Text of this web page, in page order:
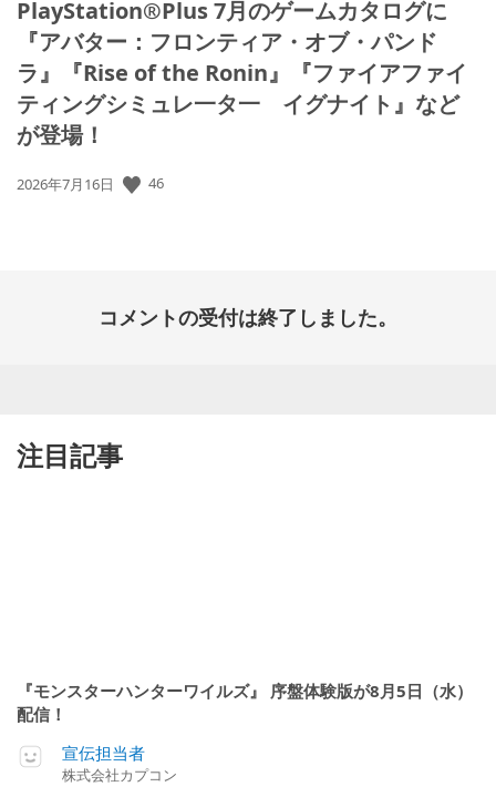
PlayStation®Plus 7月のゲームカタログに
『アバター：フロンティア・オブ・パンド
ラ』『Rise of the Ronin』『ファイアファイ
ティングシミュレ一タ一 イグナイト』など
が登場！
公
2026年7月16日 46
コメントの受付は終了しました。
注目記事
『モンスターハンターワイルズ』 序盤体験版が8月5日（水）
配信！
宣伝担当者
株式会社カプコン